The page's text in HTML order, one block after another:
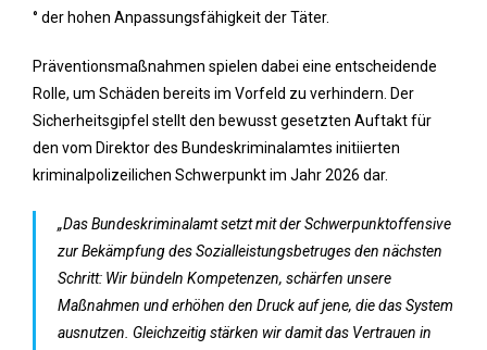
° der hohen Anpassungsfähigkeit der Täter.
Präventionsmaßnahmen spielen dabei eine entscheidende
Rolle, um Schäden bereits im Vorfeld zu verhindern. Der
Sicherheitsgipfel stellt den bewusst gesetzten Auftakt für
den vom Direktor des Bundeskriminalamtes initiierten
kriminalpolizeilichen Schwerpunkt im Jahr 2026 dar.
„Das Bundeskriminalamt setzt mit der Schwerpunktoffensive
zur Bekämpfung des Sozialleistungsbetruges den nächsten
Schritt: Wir bündeln Kompetenzen, schärfen unsere
Maßnahmen und erhöhen den Druck auf jene, die das System
ausnutzen. Gleichzeitig stärken wir damit das Vertrauen in